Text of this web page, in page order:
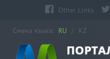
Other Links
Смена языка: RU / KZ